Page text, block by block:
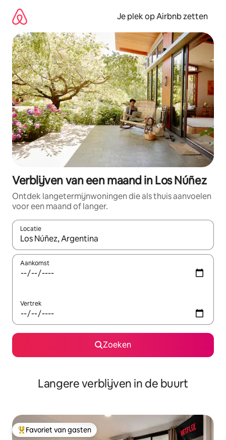
direct
naar
inhoud
Je plek op Airbnb zetten
Verblijven van een maand in Los Núñez
Ontdek langetermijnwoningen die als thuis aanvoelen
voor een maand of langer.
Locatie
Wanneer er resultaten beschikbaar zijn, maak je een keuze
Aankomst
Vertrek
Zoeken
Langere verblijven in de buurt
Topfavoriet van gasten
Favoriet van gasten